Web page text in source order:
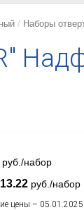
Наборы
набор
руб./набор
цены – 05.01.2025